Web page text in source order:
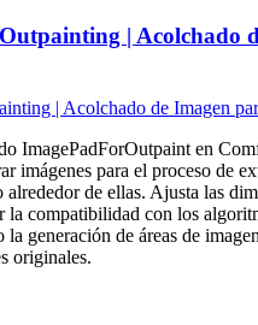
| Acolchado
| Acolchado de Imagen
ImagePadForOutpaint en
imágenes para el proceso de
alrededor de ellas. Ajusta las
la compatibilidad con los
generación de áreas de
originales.